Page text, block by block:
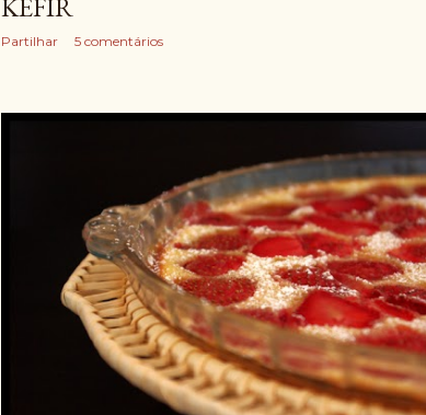
KEFIR
Partilhar 5 comentários